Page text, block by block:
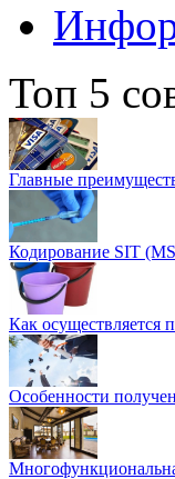
Топ 5
Главные
Кодирование SIT
Как осуществляется
Особенности